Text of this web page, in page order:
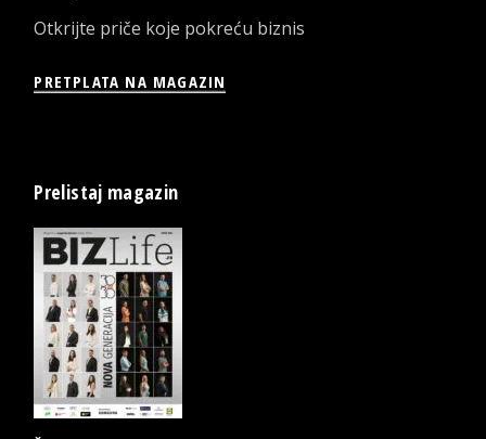
Otkrijte priče koje pokreću biznis
PRETPLATA NA MAGAZIN
Prelistaj magazin